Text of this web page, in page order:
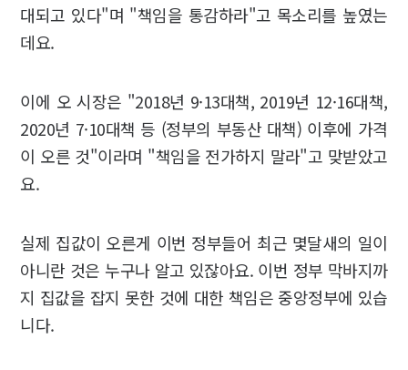
대되고 있다"며 "책임을 통감하라"고 목소리를 높였는
데요.
이에 오 시장은 "2018년 9·13대책, 2019년 12·16대책,
2020년 7·10대책 등 (정부의 부동산 대책) 이후에 가격
이 오른 것"이라며 "책임을 전가하지 말라"고 맞받았고
요.
실제 집값이 오른게 이번 정부들어 최근 몇달새의 일이
아니란 것은 누구나 알고 있잖아요. 이번 정부 막바지까
지 집값을 잡지 못한 것에 대한 책임은 중앙정부에 있습
니다.